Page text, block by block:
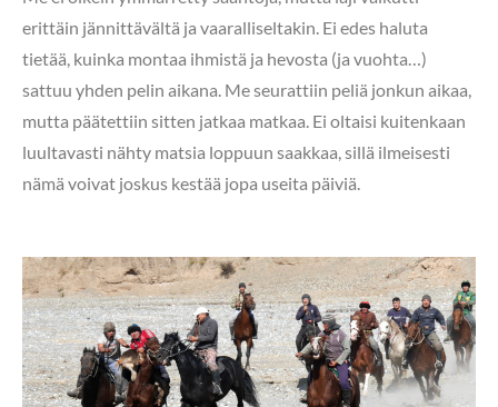
erittäin jännittävältä ja vaaralliseltakin. Ei edes haluta
tietää, kuinka montaa ihmistä ja hevosta (ja vuohta…)
sattuu yhden pelin aikana. Me seurattiin peliä jonkun aikaa,
mutta päätettiin sitten jatkaa matkaa. Ei oltaisi kuitenkaan
luultavasti nähty matsia loppuun saakkaa, sillä ilmeisesti
nämä voivat joskus kestää jopa useita päiviä.